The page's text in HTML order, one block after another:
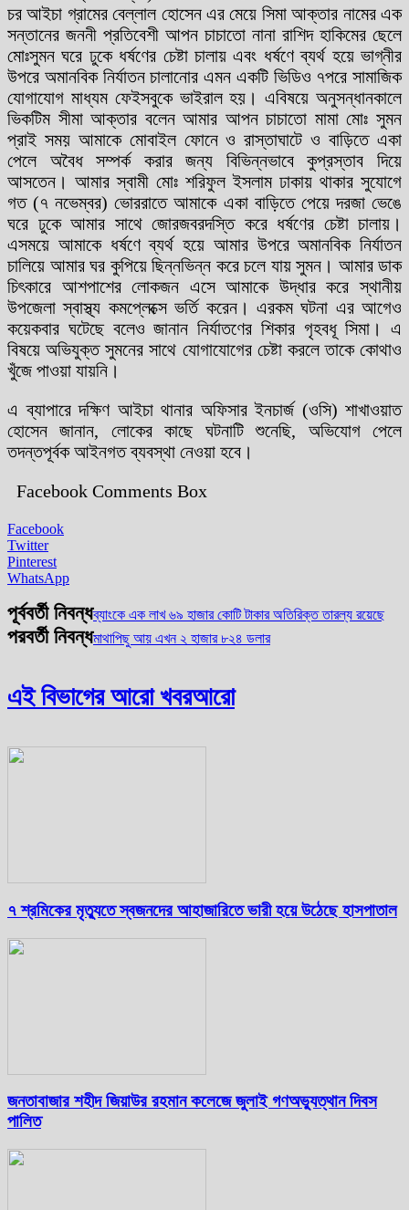
চর আইচা গ্রামের বেল্লাল হোসেন এর মেয়ে সিমা আক্তার নামের এক
সন্তানের জননী প্রতিবেশী আপন চাচাতো নানা রাশিদ হাকিমের ছেলে
মোঃসুমন ঘরে ঢুকে ধর্ষণের চেষ্টা চালায় এবং ধর্ষণে ব্যর্থ হয়ে ভাগ্নীর
উপরে অমানবিক নির্যাতন চালানোর এমন একটি ভিডিও ৭পরে সামাজিক
যোগাযোগ মাধ্যম ফেইসবুকে ভাইরাল হয়। এবিষয়ে অনুসন্ধানকালে
ভিকটিম সীমা আক্তার বলেন আমার আপন চাচাতো মামা মোঃ সুমন
প্রাই সময় আমাকে মোবাইল ফোনে ও রাস্তাঘাটে ও বাড়িতে একা
পেলে অবৈধ সম্পর্ক করার জন্য বিভিন্নভাবে কুপ্রস্তাব দিয়ে
আসতেন। আমার স্বামী মোঃ শরিফুল ইসলাম ঢাকায় থাকার সুযোগে
গত (৭ নভেম্বর) ভোররাতে আমাকে একা বাড়িতে পেয়ে দরজা ভেঙে
ঘরে ঢুকে আমার সাথে জোরজবরদস্তি করে ধর্ষণের চেষ্টা চালায়।
এসময়ে আমাকে ধর্ষণে ব্যর্থ হয়ে আমার উপরে অমানবিক নির্যাতন
চালিয়ে আমার ঘর কুপিয়ে ছিন্নভিন্ন করে চলে যায় সুমন। আমার ডাক
চিৎকারে আশপাশের লোকজন এসে আমাকে উদ্ধার করে স্থানীয়
উপজেলা স্বাস্থ্য কমপ্লেক্সে ভর্তি করেন। এরকম ঘটনা এর আগেও
কয়েকবার ঘটেছে বলেও জানান নির্যাতণের শিকার গৃহবধূ সিমা। এ
বিষয়ে অভিযুক্ত সুমনের সাথে যোগাযোগের চেষ্টা করলে তাকে কোথাও
খুঁজে পাওয়া যায়নি।
এ ব্যাপারে দক্ষিণ আইচা থানার অফিসার ইনচার্জ (ওসি) শাখাওয়াত
হোসেন জানান, লোকের কাছে ঘটনাটি শুনেছি, অভিযোগ পেলে
তদন্তপূর্বক আইনগত ব্যবস্থা নেওয়া হবে।
Facebook Comments Box
Facebook
Twitter
Pinterest
WhatsApp
পূর্ববর্তী নিবন্ধব্যাংকে এক লাখ ৬৯ হাজার কোটি টাকার অতিরিক্ত তারল্য রয়েছে
পরবর্তী নিবন্ধমাথাপিছু আয় এখন ২ হাজার ৮২৪ ডলার
এই বিভাগের আরো খবরআরো
৭ শ্রমিকের মৃত্যুতে স্বজনদের আহাজারিতে ভারী হয়ে উঠেছে হাসপাতাল
জনতাবাজার শহীদ জিয়াউর রহমান কলেজে জুলাই গণঅভ্যুত্থান দিবস
পালিত